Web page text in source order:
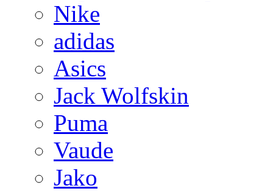
Nike
adidas
Asics
Jack Wolfskin
Puma
Vaude
Jako